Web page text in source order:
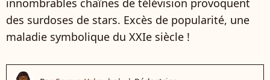
des surdoses de stars. Excès de popularité, une
maladie symbolique du XXIe siècle !